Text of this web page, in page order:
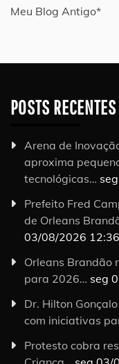
Meu Blog Antigo*
POSTS RECENTES
Arena de
aproxima
tecnológicas…
Prefeito Fred
de Orleans
03/08/2026 12:36
Orleans Brandão
para 2026… seg
Dr. Hilton
com iniciativas
Protesto cobra